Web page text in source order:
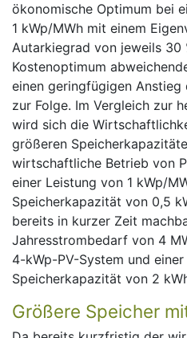
ökonomische Optimum bei
1 kWp/MWh mit einem
Autarkiegrad von jeweils 30
Kostenoptimum
einen geringfügigen
zur Folge. Im Vergleich zur
wird sich die
größeren
wirtschaftliche Betrieb von
einer Leistung von 1 kWp/
Speicherkapazität von 0,5
bereits in kurzer Zeit
Jahresstrombedarf von 4
4-kWp-PV-System und
Speicherkapazität von 2
Größere Speicher